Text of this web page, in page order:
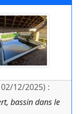
12/2025) :
bassin dans le